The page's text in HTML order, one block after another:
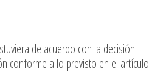
de acuerdo con la decisión
conforme a lo previsto en el artículo